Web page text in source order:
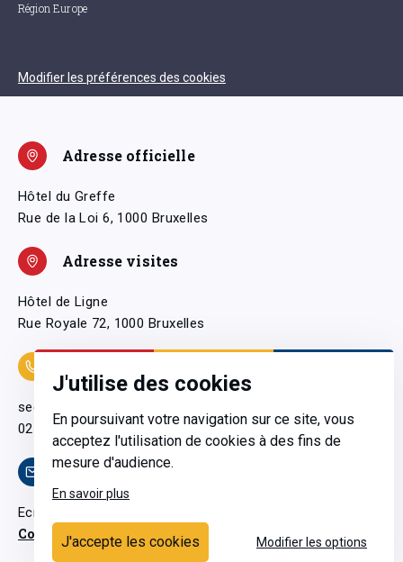
J'utilise des cookies
En poursuivant votre navigation sur ce site, vous
acceptez l'utilisation de cookies à des fins de
mesure d'audience.
En savoir plus
J'accepte les cookies Modifier les options
Région Europe
Modifier les préférences des cookies
Adresse officielle
Hôtel du Greffe
Rue de la Loi 6, 1000 Bruxelles
Adresse visites
Hôtel de Ligne
Rue Royale 72, 1000 Bruxelles
secretariatgeneral@pfwb.be
02 506 38 11
Contact
Ecrivez-nous
Contactez-nous